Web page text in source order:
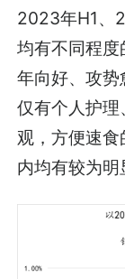
2023年H1、
均有不同程
年向好、攻
仅有个人护
观，方便速
内均有较为明